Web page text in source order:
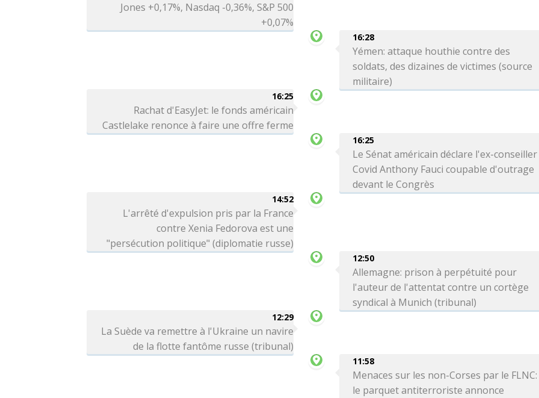
Jones +0,17%, Nasdaq -0,36%, S&P 500
+0,07%
16:28
Yémen: attaque houthie contre des
soldats, des dizaines de victimes (source
militaire)
16:25
Rachat d'EasyJet: le fonds américain
Castlelake renonce à faire une offre ferme
16:25
Le Sénat américain déclare l'ex-conseiller
Covid Anthony Fauci coupable d'outrage
devant le Congrès
14:52
L'arrêté d'expulsion pris par la France
contre Xenia Fedorova est une
"persécution politique" (diplomatie russe)
12:50
Allemagne: prison à perpétuité pour
l'auteur de l'attentat contre un cortège
syndical à Munich (tribunal)
12:29
La Suède va remettre à l'Ukraine un navire
de la flotte fantôme russe (tribunal)
11:58
Menaces sur les non-Corses par le FLNC:
le parquet antiterroriste annonce